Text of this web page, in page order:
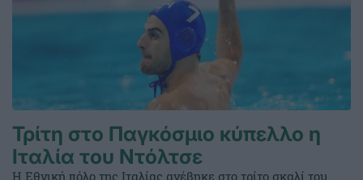
Τρίτη στο Παγκόσμιο κύπελλο η
Ιταλία του Ντόλτσε
Η Εθνική πόλο της Ιταλίας ανέβηκε στο τρίτο σκαλί του